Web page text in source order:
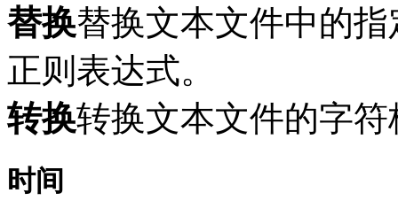
替换替换文本文件中的
正则表达式。
转换转换文本文件的字
时间